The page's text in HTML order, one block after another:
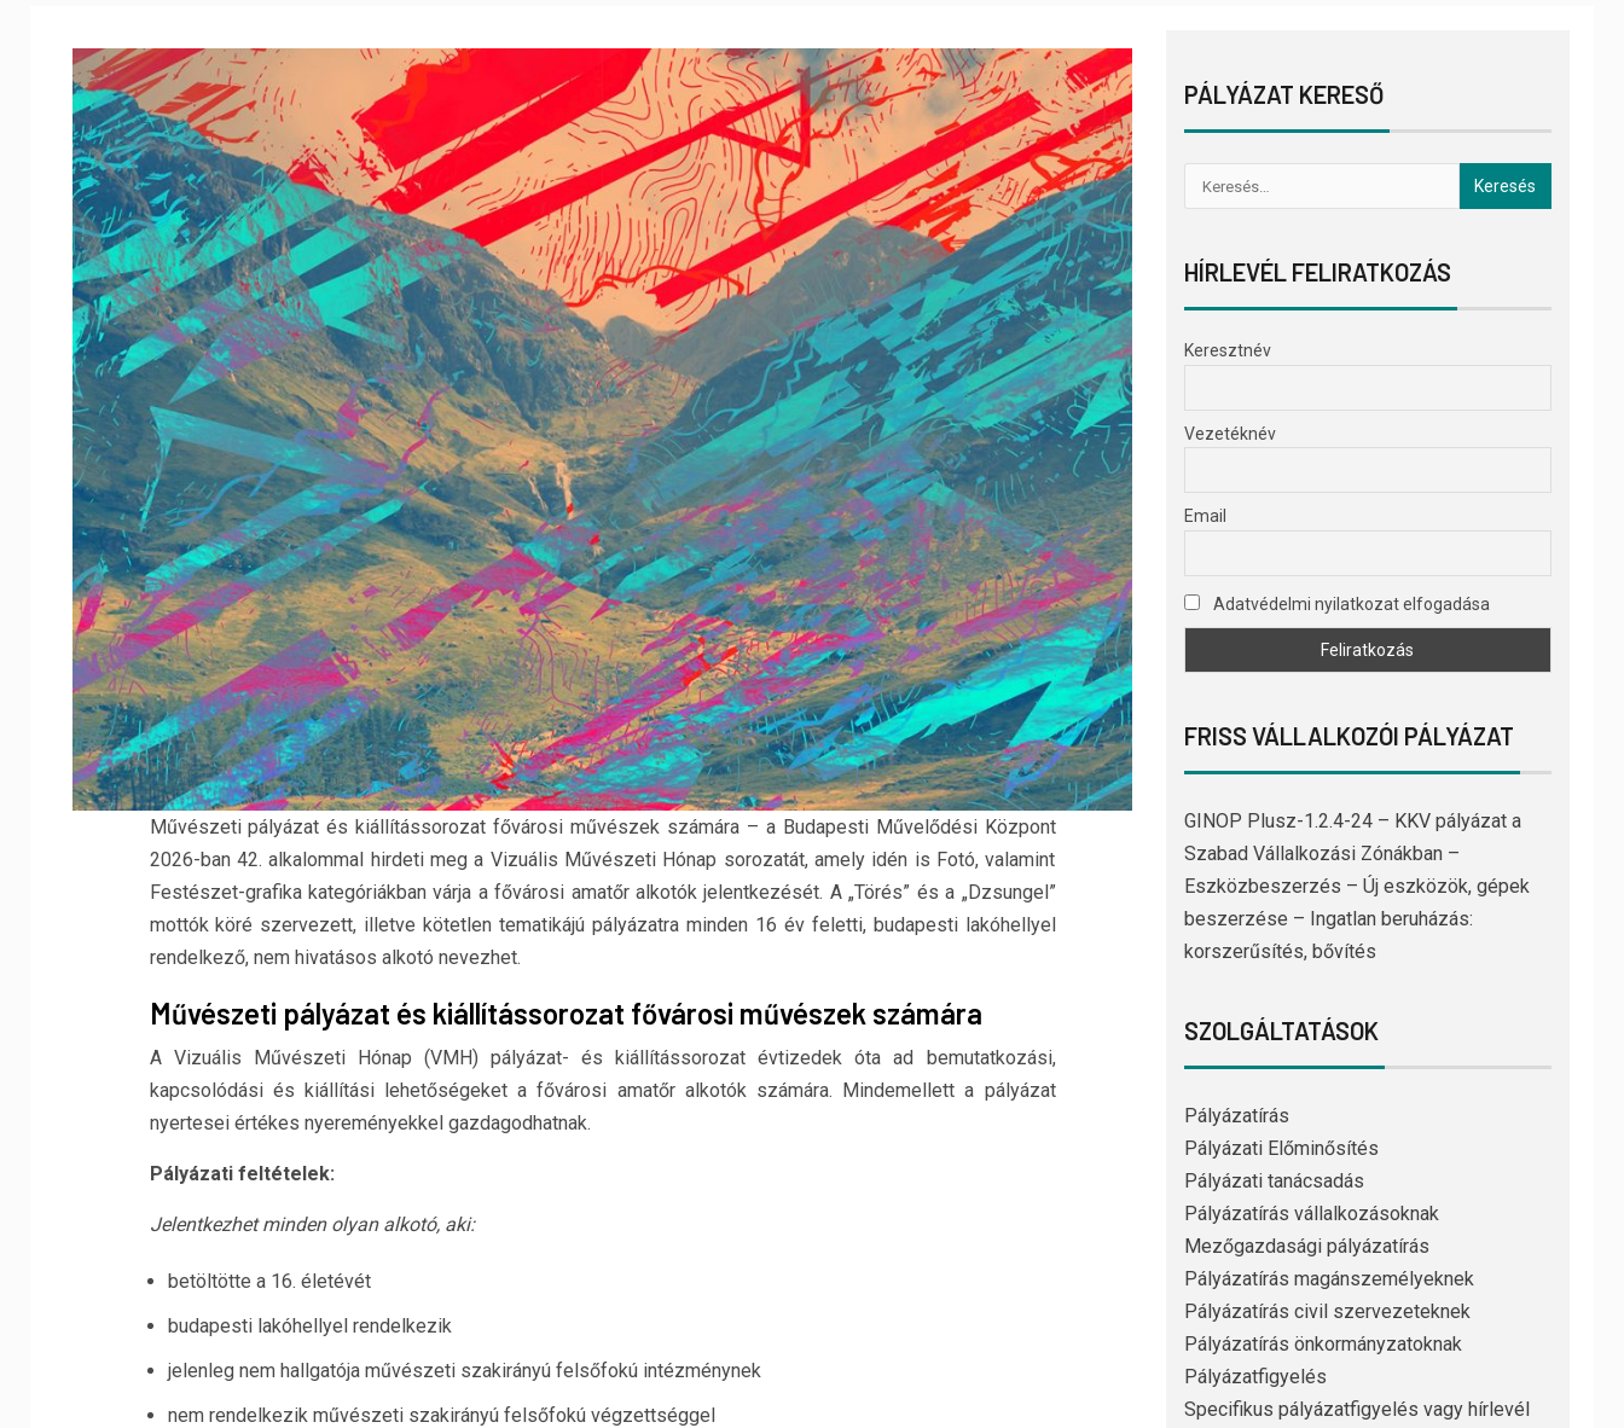
Művészeti pályázat és kiállítássorozat fővárosi művészek számára – a Budapesti Művelődési Központ
2026-ban 42. alkalommal hirdeti meg a Vizuális Művészeti Hónap sorozatát, amely idén is Fotó, valamint
Festészet-grafika kategóriákban várja a fővárosi amatőr alkotók jelentkezését. A „Törés” és a „Dzsungel”
mottók köré szervezett, illetve kötetlen tematikájú pályázatra minden 16 év feletti, budapesti lakóhellyel
rendelkező, nem hivatásos alkotó nevezhet.
Művészeti pályázat és kiállítássorozat fővárosi művészek számára
A Vizuális Művészeti Hónap (VMH) pályázat- és kiállítássorozat évtizedek óta ad bemutatkozási,
kapcsolódási és kiállítási lehetőségeket a fővárosi amatőr alkotók számára. Mindemellett a pályázat
nyertesei értékes nyereményekkel gazdagodhatnak.
Pályázati feltételek:
Jelentkezhet minden olyan alkotó, aki:
betöltötte a 16. életévét
budapesti lakóhellyel rendelkezik
jelenleg nem hallgatója művészeti szakirányú felsőfokú intézménynek
nem rendelkezik művészeti szakirányú felsőfokú végzettséggel
PÁLYÁZAT KERESŐ
HÍRLEVÉL FELIRATKOZÁS
Keresztnév
Vezetéknév
Email
Adatvédelmi nyilatkozat elfogadása
FRISS VÁLLALKOZÓI PÁLYÁZAT
GINOP Plusz-1.2.4-24 – KKV pályázat a
Szabad Vállalkozási Zónákban –
Eszközbeszerzés – Új eszközök, gépek
beszerzése – Ingatlan beruházás:
korszerűsítés, bővítés
SZOLGÁLTATÁSOK
Pályázatírás
Pályázati Előminősítés
Pályázati tanácsadás
Pályázatírás vállalkozásoknak
Mezőgazdasági pályázatírás
Pályázatírás magánszemélyeknek
Pályázatírás civil szervezeteknek
Pályázatírás önkormányzatoknak
Pályázatfigyelés
Specifikus pályázatfigyelés vagy hírlevél